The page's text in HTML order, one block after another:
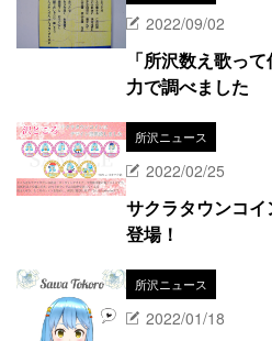
2022/09/02
「所沢数え歌っ
力で調べました
所沢ニュース
2022/02/25
サクラタウンコ
登場！
所沢ニュース
2022/01/18